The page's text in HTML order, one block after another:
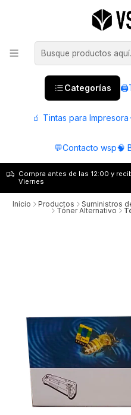
Categorías
🧃 Tintas para Impresora
💬Contacto wsp🧠
Compra antes de las 12:00 y
Viernes
Inicio Productos Suministros
Tóner Alternativo